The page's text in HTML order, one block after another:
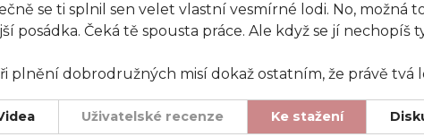
se ti splnil sen velet vlastní vesmírné lodi. No, možná
posádka. Čeká tě spousta práce. Ale když se jí nechopíš
plnění dobrodružných misí dokaž ostatním, že právě tvá
Uživatelské recenze Ke stažení